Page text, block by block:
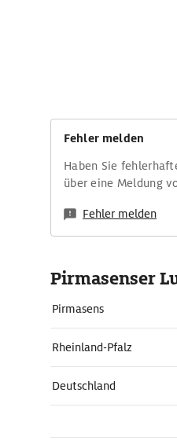
Fehler melden
Haben Sie
über eine Meldung
Fehler melden
Pirmasenser
Pirmasens
Rheinland-Pfalz
Deutschland